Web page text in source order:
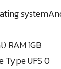
RAM 1GB
Type UFS 0